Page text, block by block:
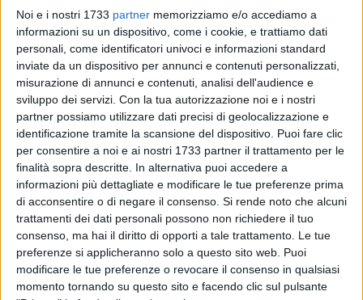
Noi e i nostri 1733 partner memorizziamo e/o accediamo a
informazioni su un dispositivo, come i cookie, e trattiamo dati
personali, come identificatori univoci e informazioni standard
inviate da un dispositivo per annunci e contenuti personalizzati,
misurazione di annunci e contenuti, analisi dell'audience e
sviluppo dei servizi. Con la tua autorizzazione noi e i nostri
partner possiamo utilizzare dati precisi di geolocalizzazione e
identificazione tramite la scansione del dispositivo. Puoi fare clic
per consentire a noi e ai nostri 1733 partner il trattamento per le
finalità sopra descritte. In alternativa puoi accedere a
informazioni più dettagliate e modificare le tue preferenze prima
di acconsentire o di negare il consenso. Si rende noto che alcuni
trattamenti dei dati personali possono non richiedere il tuo
consenso, ma hai il diritto di opporti a tale trattamento. Le tue
preferenze si applicheranno solo a questo sito web. Puoi
modificare le tue preferenze o revocare il consenso in qualsiasi
momento tornando su questo sito e facendo clic sul pulsante
42
Al via, frutto della collaborazione tra Prefettura BAT,
Comando di Polizia Locale del Comune di Andria e
CapitalSud APS, il progetto "Iarp d'Occhr", un percorso rivolto
agli anziani della città attraverso cui familiarizzare con la
tecnologia e imparare alcune fondamentali nozioni per
conoscere e prevenire le truffe ai loro danni.
Il progetto verrà ufficialmente presentato alla stampa e alla
cittadinanza Lunedì 20 marzo 2023, alle ore 10, nella sede